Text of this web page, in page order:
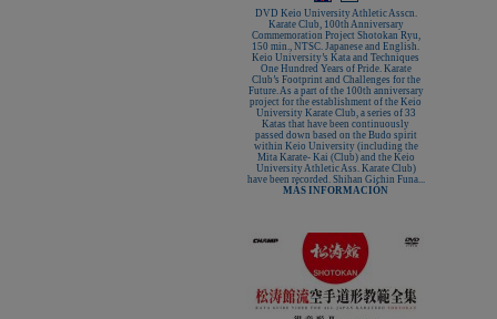
DVD Keio University Athletic Asscn.
Karate Club, 100th Anniversary
Commemoration Project Shotokan Ryu,
150 min., NTSC. Japanese and English.
Keio University’s Kata and Techniques
One Hundred Years of Pride. Karate
Club’s Footprint and Challenges for the
Future. As a part of the 100th anniversary
project for the establishment of the Keio
University Karate Club, a series of 33
Katas that have been continuously
passed down based on the Budo spirit
within Keio University (including the
Mita Karate- Kai (Club) and the Keio
University Athletic Ass. Karate Club)
have been recorded. Shihan Gichin Funa...
MÁS INFORMACIÓN